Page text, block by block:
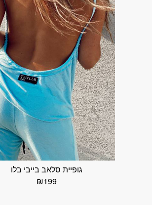
גופיית סלאב בייבי בלו
₪199